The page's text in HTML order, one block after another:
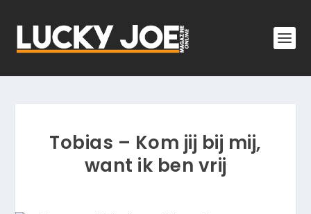
Tobias – Kom jij bij mij,
want ik ben vrij